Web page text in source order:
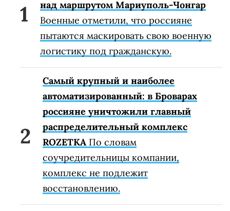
над маршрутом Мариуполь-Чонгар
Военные отметили, что россияне
пытаются маскировать свою военную
логистику под гражданскую.
Самый крупный и наиболее
автоматизированный: в Броварах
россияне уничтожили главный
распределительный комплекс
ROZETKA По словам
соучредительницы компании,
комплекс не подлежит
восстановлению.